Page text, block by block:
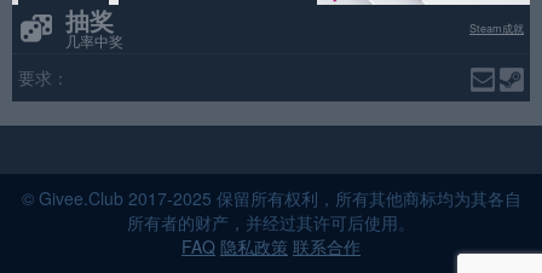
抽奖
几率中奖
Steam成就
要求：
© Givee.Club 2017-2025 保留所有权利，所有其他商标均为其各自
所有者的财产，并经过其许可后使用。
FAQ 隐私政策 联系合作